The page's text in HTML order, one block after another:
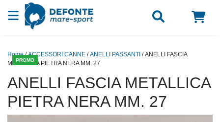
Vai al contenuto
PROMO
Home/ACCESSORI CANNE /ANELLI PASSANTI / ANELLI FASCIA
METALLICA PIETRA NERA MM. 27
ANELLI FASCIA METALLICA
PIETRA NERA MM. 27